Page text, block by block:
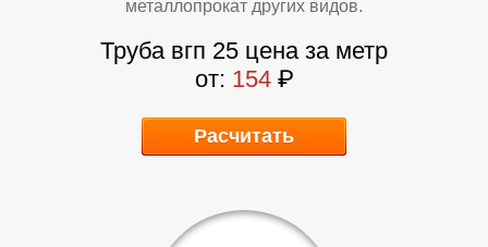
металлопрокат других видов.
Труба вгп 25 цена за метр
от: 154 ₽
Расчитать